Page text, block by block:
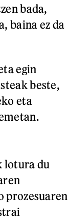
bada,
baina ez da
egin
beste,
eta
lotura du
prozesuaren